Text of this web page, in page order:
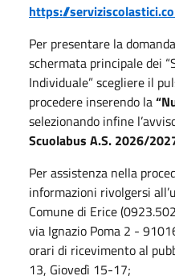
https://
Per presentare la
schermata principale dei
Individuale” scegliere il
procedere inserendo la
selezionando infine
Scuolabus A.S. 2026/
Per assistenza nella
informazioni rivolgersi
Comune di Erice
via Ignazio Poma 2 -
orari di ricevimento al
13, Giovedì 15-17;